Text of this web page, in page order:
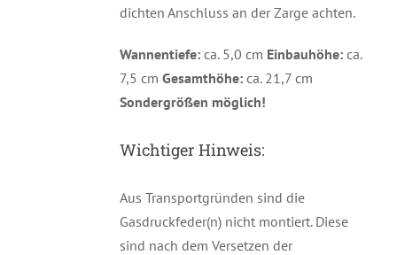
dichten Anschluss an der Zarge achten.
Wannentiefe:ca. 5,0 cm Einbauhöhe:ca.
7,5 cm Gesamthöhe:ca. 21,7 cm
Sondergrößen möglich!
Wichtiger Hinweis:
Aus Transportgründen sind die
Gasdruckfeder(n) nicht montiert. Diese
sind nach dem Versetzen der